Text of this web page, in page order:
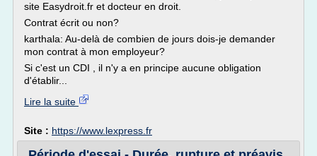
site Easydroit.fr et docteur en droit.
Contrat écrit ou non?
karthala: Au-delà de combien de jours dois-je demander
mon contrat à mon employeur?
Si c'est un CDI , il n'y a en principe aucune obligation
d'établir...
Lire la suite
Site : https://www.lexpress.fr